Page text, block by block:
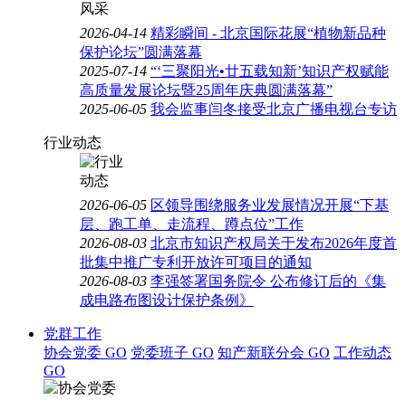
2026-04-14 精彩瞬间 - 北京国际花展“植物新品种
保护论坛”圆满落幕
2025-07-14 “‘三聚阳光•廿五载知新’知识产权赋能
高质量发展论坛暨25周年庆典圆满落幕”
2025-06-05 我会监事闫冬接受北京广播电视台专访
行业动态
2026-06-05 区领导围绕服务业发展情况开展“下基
层、跑工单、走流程、蹲点位”工作
2026-08-03 北京市知识产权局关于发布2026年度首
批集中推广专利开放许可项目的通知
2026-08-03 李强签署国务院令 公布修订后的《集
成电路布图设计保护条例》
党群工作
协会党委 GO 党委班子 GO 知产新联分会 GO 工作动态
GO